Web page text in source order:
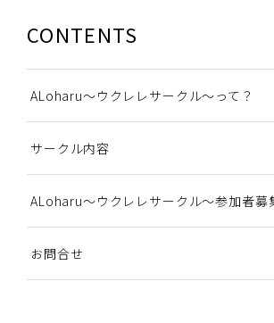
CONTENTS
ALoharu～ウクレレサークル～って？
サークル内容
ALoharu～ウクレレサークル～参加者募
お問合せ